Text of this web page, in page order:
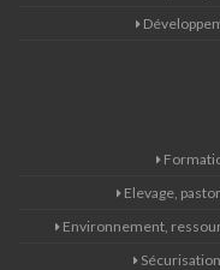
Elevage,
Environnement,